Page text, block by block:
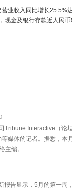
业收入同比增长
现金及银行存款近人民
Tribune Interactive（论
媒体的记者。据悉，本
主编。
告显示，5月的第一周